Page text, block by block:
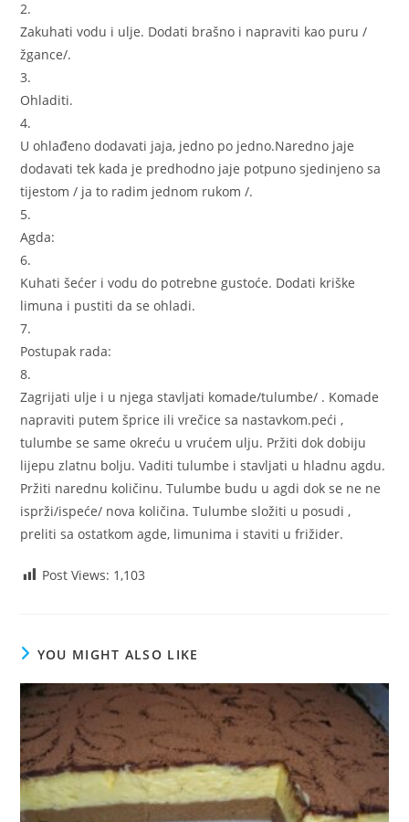
2.
Zakuhati vodu i ulje. Dodati brašno i napraviti kao puru /
žgance/.
3.
Ohladiti.
4.
U ohlađeno dodavati jaja, jedno po jedno.Naredno jaje
dodavati tek kada je predhodno jaje potpuno sjedinjeno sa
tijestom / ja to radim jednom rukom /.
5.
Agda:
6.
Kuhati šećer i vodu do potrebne gustoće. Dodati kriške
limuna i pustiti da se ohladi.
7.
Postupak rada:
8.
Zagrijati ulje i u njega stavljati komade/tulumbe/ . Komade
napraviti putem šprice ili vrečice sa nastavkom.peći ,
tulumbe se same okreću u vrućem ulju. Pržiti dok dobiju
lijepu zlatnu bolju. Vaditi tulumbe i stavljati u hladnu agdu.
Pržiti narednu količinu. Tulumbe budu u agdi dok se ne ne
isprži/ispeće/ nova količina. Tulumbe složiti u posudi ,
preliti sa ostatkom agde, limunima i staviti u frižider.
Post Views: 1,103
YOU MIGHT ALSO LIKE